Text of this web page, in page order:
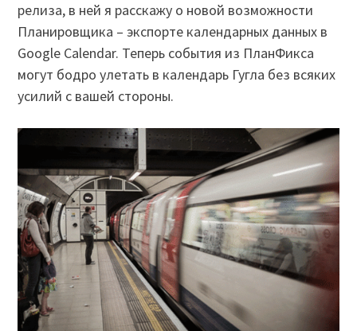
релиза, в ней я расскажу о новой возможности
Планировщика – экспорте календарных данных в
Google Calendar. Теперь события из ПланФикса
могут бодро улетать в календарь Гугла без всяких
усилий с вашей стороны.